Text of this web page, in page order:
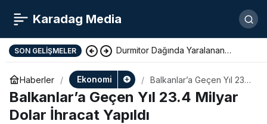
Karadag Media
SON GELIŞMELER Durmitor Dağında Yaralanan
Yunan Turist Başarıyla Kurtarıldı
Haberler Ekonomi
Balkanlar’a Geçen Yıl 23.4
Milyar Dolar İhracat
Yapıldı
Balkanlar’a Geçen Yıl 23.4 Milyar
Dolar İhracat Yapıldı